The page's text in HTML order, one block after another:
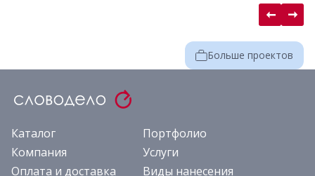
Больше проектов
Каталог
Портфолио
Компания
Услуги
Оплата и доставка
Виды нанесения